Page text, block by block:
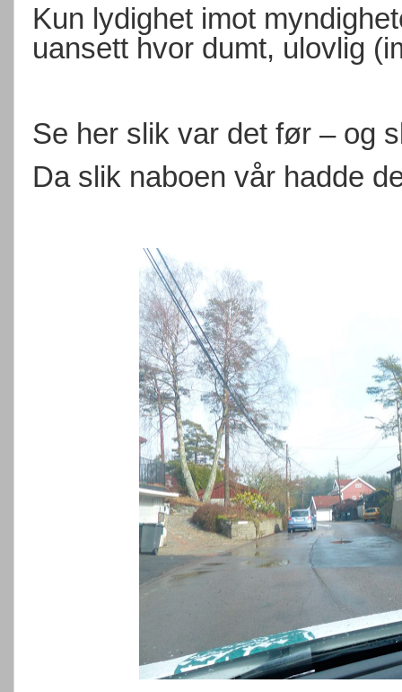
Kun lydighet imot
uansett hvor dumt, ulovlig
Se her slik var det før – og
Da slik naboen vår hadde